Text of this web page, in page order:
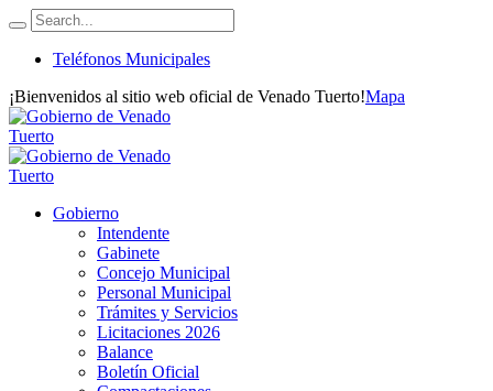
Teléfonos Municipales
¡Bienvenidos al sitio web oficial de Venado Tuerto!Mapa
Gobierno
Intendente
Gabinete
Concejo Municipal
Personal Municipal
Trámites y Servicios
Licitaciones 2026
Balance
Boletín Oficial